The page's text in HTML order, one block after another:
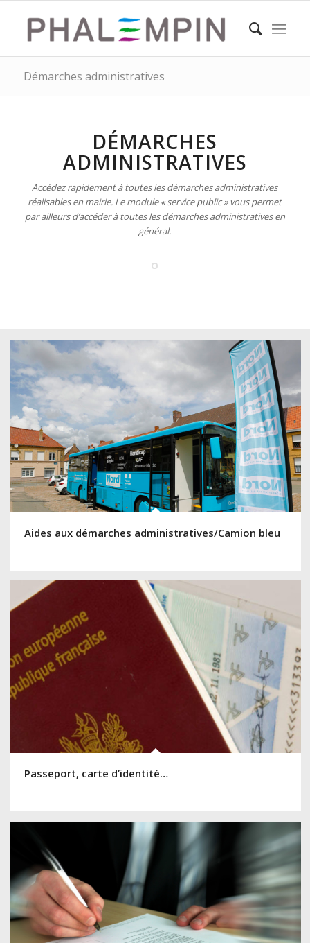
Démarches administratives
DÉMARCHES
ADMINISTRATIVES
Accédez rapidement à toutes les démarches administratives
réalisables en mairie. Le module « service public » vous permet
par ailleurs d’accéder à toutes les démarches administratives en
général.
Aides aux démarches administratives/Camion bleu
Passeport, carte d’identité…